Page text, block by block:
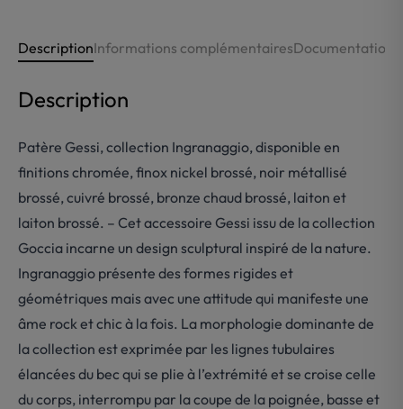
DescriptionInformations complémentairesDocumentations
Description
Patère Gessi, collection Ingranaggio, disponible en
finitions chromée, finox nickel brossé, noir métallisé
brossé, cuivré brossé, bronze chaud brossé, laiton et
laiton brossé. – Cet accessoire Gessi issu de la collection
Goccia incarne un design sculptural inspiré de la nature.
Ingranaggio présente des formes rigides et
géométriques mais avec une attitude qui manifeste une
âme rock et chic à la fois. La morphologie dominante de
la collection est exprimée par les lignes tubulaires
élancées du bec qui se plie à l’extrémité et se croise celle
du corps, interrompu par la coupe de la poignée, basse et